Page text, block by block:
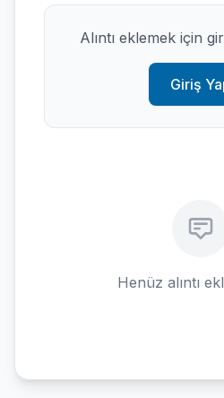
Alıntı eklemek için
Giriş
Henüz alıntı